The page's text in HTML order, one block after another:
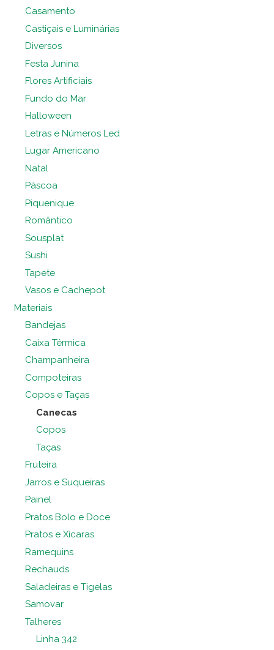
Casamento
Castiçais e Luminárias
Diversos
Festa Junina
Flores Artificiais
Fundo do Mar
Halloween
Letras e Números Led
Lugar Americano
Natal
Páscoa
Piquenique
Romântico
Sousplat
Sushi
Tapete
Vasos e Cachepot
Materiais
Bandejas
Caixa Térmica
Champanheira
Compoteiras
Copos e Taças
Canecas
Copos
Taças
Fruteira
Jarros e Suqueiras
Painel
Pratos Bolo e Doce
Pratos e Xícaras
Ramequins
Rechauds
Saladeiras e Tigelas
Samovar
Talheres
Linha 342